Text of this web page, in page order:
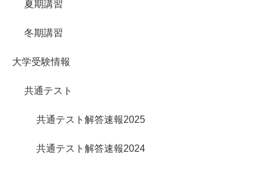
夏期講習
冬期講習
大学受験情報
共通テスト
共通テスト解答速報2025
共通テスト解答速報2024